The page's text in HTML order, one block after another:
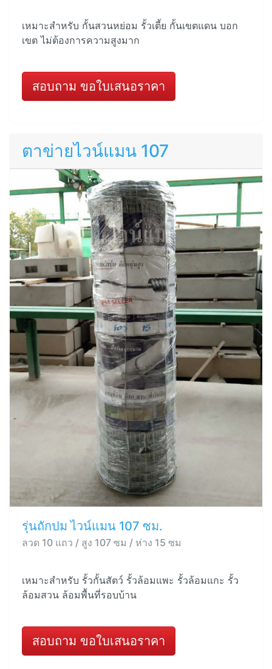
เหมาะสำหรับ กั้นสวนหย่อม รั้วเตี้ย กั้นเขตแดน บอก
เขต ไม่ต้องการความสูงมาก
สอบถาม ขอใบเสนอราคา
ตาข่ายไวน์แมน 107
รุ่นถักปม ไวน์แมน 107 ซม.
ลวด 10 แถว / สูง 107 ซม / ห่าง 15 ซม
เหมาะสำหรับ รั้วกั้นสัตว์ รั้วล้อมแพะ รั้วล้อมแกะ รั้ว
ล้อมสวน ล้อมพื้นที่รอบบ้าน
สอบถาม ขอใบเสนอราคา